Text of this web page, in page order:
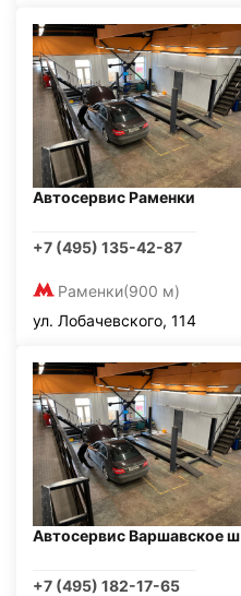
Автосервис Раменки
+7 (495) 135-42-87
Раменки(900 м)
ул. Лобачевского, 114
Автосервис Варшавское ш
+7 (495) 182-17-65